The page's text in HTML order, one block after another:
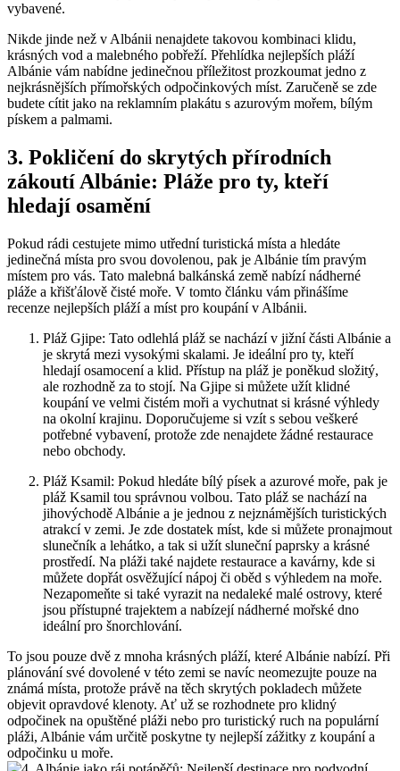
vybavené.
Nikde jinde než v Albánii nenajdete takovou ‍kombinaci klidu,‍
krásných ⁤vod a​ malebného ⁢pobřeží. Přehlídka nejlepších⁤ pláží
Albánie vám nabídne jedinečnou příležitost prozkoumat jedno z
nejkrásnějších přímořských ⁢odpočinkových ⁢míst. Zaručeně se zde
budete cítit jako na reklamním plakátu s azurovým mořem, bílým
pískem ⁢a palmami.
3. Pokličení do skrytých přírodních⁣
zákoutí Albánie: Pláže pro ty, kteří
hledají osamění
Pokud rádi ‍cestujete ⁤mimo utřední turistická místa a hledáte
⁢jedinečná místa ⁣pro svou dovolenou, pak je Albánie ⁣tím ⁢pravým
místem pro ⁣vás. Tato ‌malebná balkánská země nabízí nádherné
pláže a ​křišťálově čisté moře. V ​tomto ⁢článku vám ⁤přinášíme
recenze‌ nejlepších pláží a⁣ míst pro koupání v⁤ Albánii.
Pláž Gjipe: Tato​ odlehlá pláž se nachází v jižní ⁤části⁤ Albánie a‌
je skrytá‍ mezi vysokými⁢ skalami.⁣ Je ideální pro ty, kteří
hledají ​osamocení a ⁤klid.⁣ Přístup na pláž je poněkud složitý,
ale rozhodně za to stojí. Na Gjipe si ⁢můžete užít⁤ klidné
koupání ve‌ velmi ⁤čistém ​moři a vychutnat si krásné výhledy
na okolní ‌krajinu.⁢ Doporučujeme‍ si vzít ‍s sebou veškeré
potřebné vybavení, protože zde nenajdete žádné ⁣restaurace‍
nebo obchody.
Pláž Ksamil: Pokud hledáte bílý ​písek a ‌azurové ⁢moře, pak je
pláž Ksamil tou správnou ‍volbou. Tato⁣ pláž ⁤se nachází na
jihovýchodě Albánie a je ⁣jednou z nejznámějších turistických
atrakcí v zemi.​ Je‌ zde dostatek míst, kde ⁤si můžete ​pronajmout
slunečník a lehátko, a tak si⁢ užít ⁤sluneční paprsky a krásné
prostředí. Na ‌pláži také⁢ najdete ‍restaurace a kavárny, kde si
můžete⁢ dopřát osvěžující ​nápoj⁣ či ‍oběd s ⁣výhledem na moře.
‍Nezapomeňte si také⁤ vyrazit ⁢na nedaleké ​malé‌ ostrovy,‍ které​
jsou přístupné trajektem a nabízejí nádherné mořské‌ dno
ideální pro ⁤šnorchlování.⁣
To jsou pouze dvě z mnoha krásných⁤ pláží, které ‍Albánie nabízí. Při
plánování své dovolené v⁣ této⁤ zemi se navíc neomezujte pouze na⁢
známá místa,​ protože právě na těch skrytých pokladech můžete
objevit ‌opravdové klenoty. Ať už se rozhodnete⁣ pro⁣ klidný
odpočinek na opuštěné pláži nebo pro ‌turistický ​ruch na populární
pláži, Albánie vám určitě ⁣poskytne ty nejlepší zážitky z koupání a⁢
odpočinku ⁤u moře.